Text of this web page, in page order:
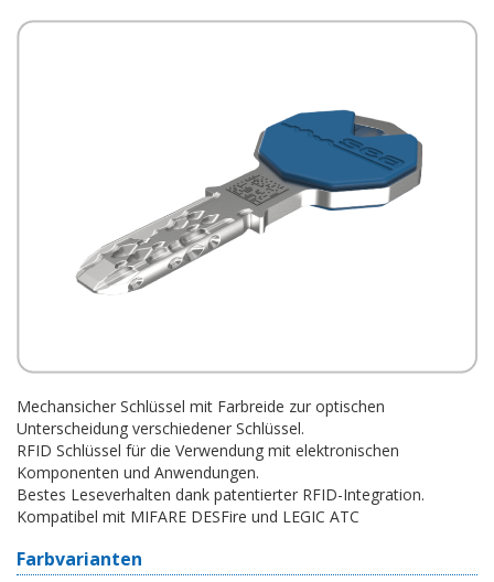
Mechansicher Schlüssel mit Farbreide zur optischen
Unterscheidung verschiedener Schlüssel.
RFID Schlüssel für die Verwendung mit elektronischen
Komponenten und Anwendungen.
Bestes Leseverhalten dank patentierter RFID-Integration.
Kompatibel mit MIFARE DESFire und LEGIC ATC
Farbvarianten